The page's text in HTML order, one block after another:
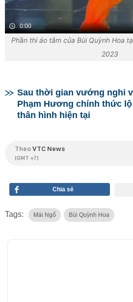
0:00
Phần thi áo tắm của Bùi Quỳnh Hoa
2023
Sau thời gian vướng nghi
Phạm Hương chính thức
thân hình hiện tại
TheoVTC News
(GMT +7)
Chia sẻ
Tags: Mái Ngố Bùi Quỳnh Hoa